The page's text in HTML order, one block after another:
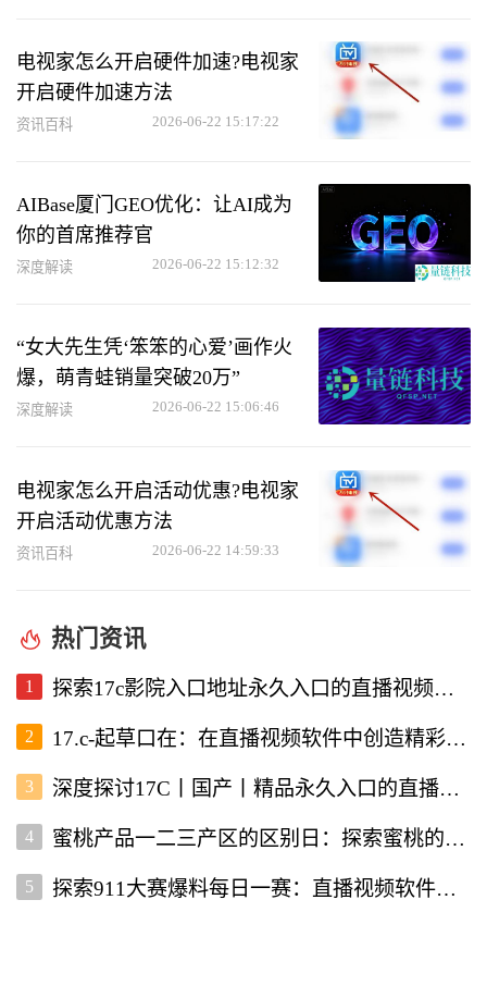
电视家怎么开启硬件加速?电视家
开启硬件加速方法
资讯百科 2026-06-22 15:17:22
AIBase厦门GEO优化：让AI成为
你的首席推荐官
深度解读 2026-06-22 15:12:32
“女大先生凭‘笨笨的心爱’画作火
爆，萌青蛙销量突破20万”
深度解读 2026-06-22 15:06:46
电视家怎么开启活动优惠?电视家
开启活动优惠方法
资讯百科 2026-06-22 14:59:33
热门资讯
1 探索17c影院入口地址永久入口的直播视频软件使用体验
2 17.c-起草口在：在直播视频软件中创造精彩内容的新机遇
3 深度探讨17C丨国产丨精品永久入口的直播视频软件优势与特点
4 蜜桃产品一二三产区的区别日：探索蜜桃的多样性与价值
5 探索911大赛爆料每日一赛：直播视频软件为你带来的精彩赛事